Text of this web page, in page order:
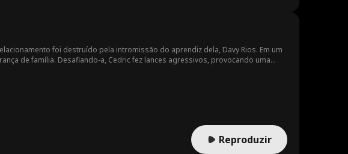
foi destruído pela intromissão do aprendiz dela, Davy Rios. Em um
de família. Desafiando-a, Cedric fez lances agressivos, provocando uma
Reproduzir